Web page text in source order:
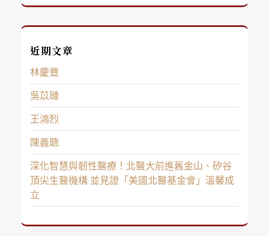
近期文章
林慶豐
吳苡璉
王鴻烈
陳義聰
深化智慧與韌性醫療！北醫大前進舊金山、矽谷
頂尖生醫機構 並見證「美國北醫基金會」溫馨成
立